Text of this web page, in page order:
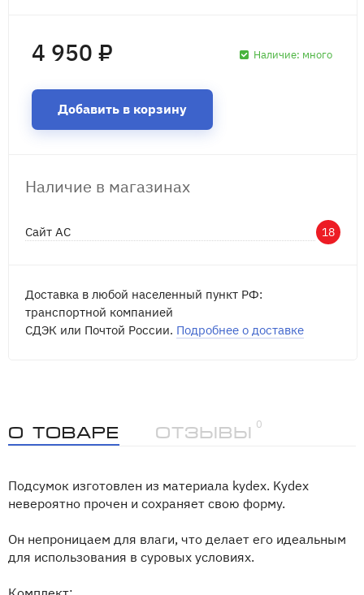
4 950 ₽ Наличие: много
Добавить в корзину
Наличие в магазинах
Сайт АС 18
Доставка в любой населенный пункт РФ:
транспортной компанией
СДЭК или Почтой России. Подробнее о доставке
О товаре Отзывы
0
Подсумок изготовлен из материала kydex. Kydex
невероятно прочен и сохраняет свою форму.
Он непроницаем для влаги, что делает его идеальным
для использования в суровых условиях.